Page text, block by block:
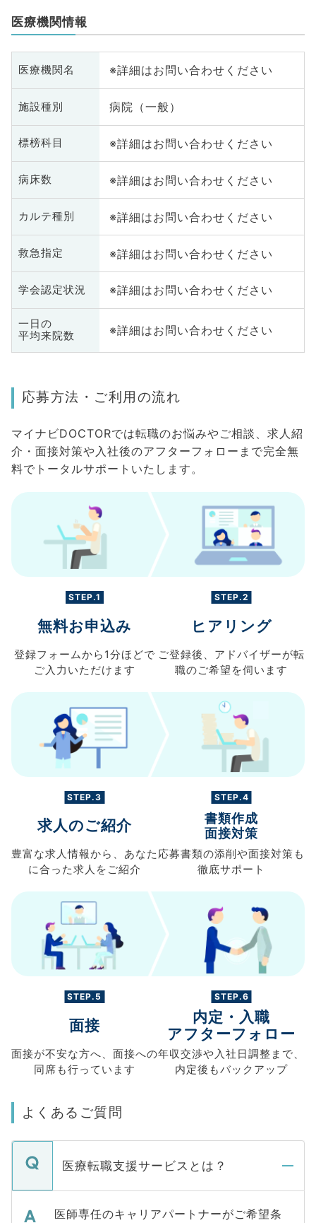
医療機関情報
医療機関名 ※詳細はお問い合わせください
施設種別 病院（一般）
標榜科目 ※詳細はお問い合わせください
病床数 ※詳細はお問い合わせください
カルテ種別 ※詳細はお問い合わせください
救急指定 ※詳細はお問い合わせください
学会認定状況 ※詳細はお問い合わせください
一日の
平均来院数
※詳細はお問い合わせください
応募方法・ご利用の流れ
マイナビDOCTORでは転職のお悩みやご相談、求人紹
介・面接対策や入社後のアフターフォローまで完全無
料でトータルサポートいたします。
STEP.1
無料お申込み
登録フォームから 1分ほどで
ご入力 いただけます
STEP.2
ヒアリング
ご登録後、 アドバイザーが転
職のご希望を伺います
STEP.3
求人のご紹介
豊富な求人情報から、 あなた
に合った求人を ご紹介
STEP.4
書類作成
面接対策
応募書類の添削や面接対策も
徹底サポート
STEP.5
面接
面接が不安な方へ、 面接への
同席も行っています
STEP.6
内定・入職
アフターフォロー
年収交渉や入社日調整まで、
内定後もバックアップ
よくあるご質問
医療転職支援サービスとは？
医師専任のキャリアパートナーがご希望条